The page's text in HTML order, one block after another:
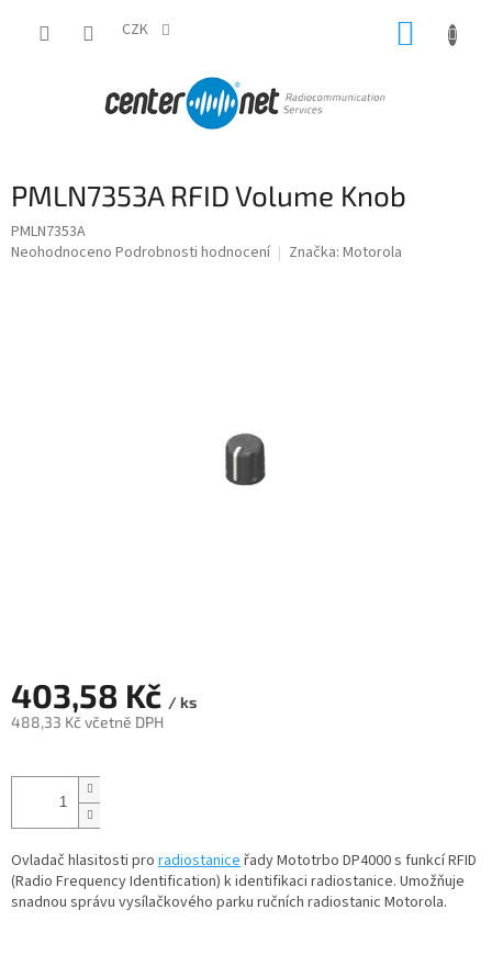
CZK
PMLN7353A RFID Volume Knob
PMLN7353A
Průměrné
Neohodnoceno Podrobnosti hodnocení Značka: Motorola
403,58 Kč / ks
488,33 Kč včetně DPH
cena:
Ovladač hlasitosti pro radiostaniceřady Mototrbo DP4000 s funkcí RFID
(Radio Frequency Identification) k identifikaci radiostanice. Umožňuje
snadnou správu vysílačkového parku ručních radiostanic Motorola.